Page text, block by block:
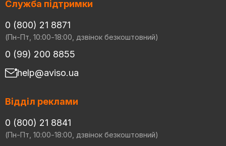
Служба підтримки
0 (800) 21 8871
(Пн-Пт, 10:00-18:00, дзвінок безкоштовний)
0 (99) 200 8855
help@aviso.ua
Відділ реклами
0 (800) 21 8841
(Пн-Пт, 10:00-18:00, дзвінок безкоштовний)